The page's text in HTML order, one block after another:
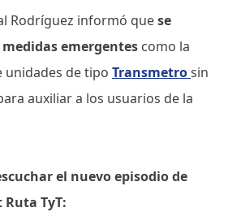
Rodríguez informó quese
emergentes como la
de tipo Transmetrosin
auxiliar a los usuarios de la
el nuevo episodio de
TyT: